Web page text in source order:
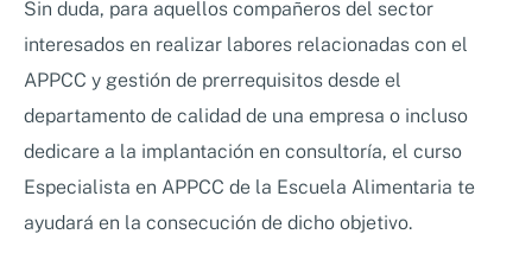
Sin duda, para aquellos compañeros del sector
interesados en realizar labores relacionadas con el
APPCC y gestión de prerrequisitos desde el
departamento de calidad de una empresa o incluso
dedicare a la implantación en consultoría, el curso
Especialista en APPCC de la Escuela Alimentaria te
ayudará en la consecución de dicho objetivo.